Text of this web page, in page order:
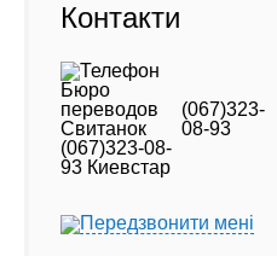
Контакти
(067)323-
08-93
Передзвонити мені